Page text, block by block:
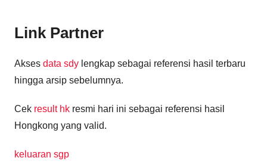
Link Partner
Akses data sdy lengkap sebagai referensi hasil terbaru
hingga arsip sebelumnya.
Cek result hk resmi hari ini sebagai referensi hasil
Hongkong yang valid.
keluaran sgp